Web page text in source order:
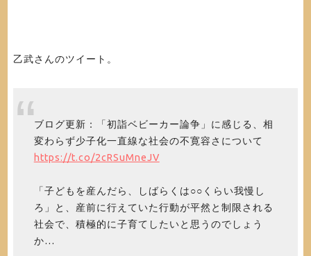
乙武さんのツイート。
ブログ更新：「初詣ベビーカー論争」に感じる、相
変わらず少子化一直線な社会の不寛容さについて
https://t.co/2cRSuMneJV
「子どもを産んだら、しばらくは○○くらい我慢し
ろ」と、産前に行えていた行動が平然と制限される
社会で、積極的に子育てしたいと思うのでしょう
か…